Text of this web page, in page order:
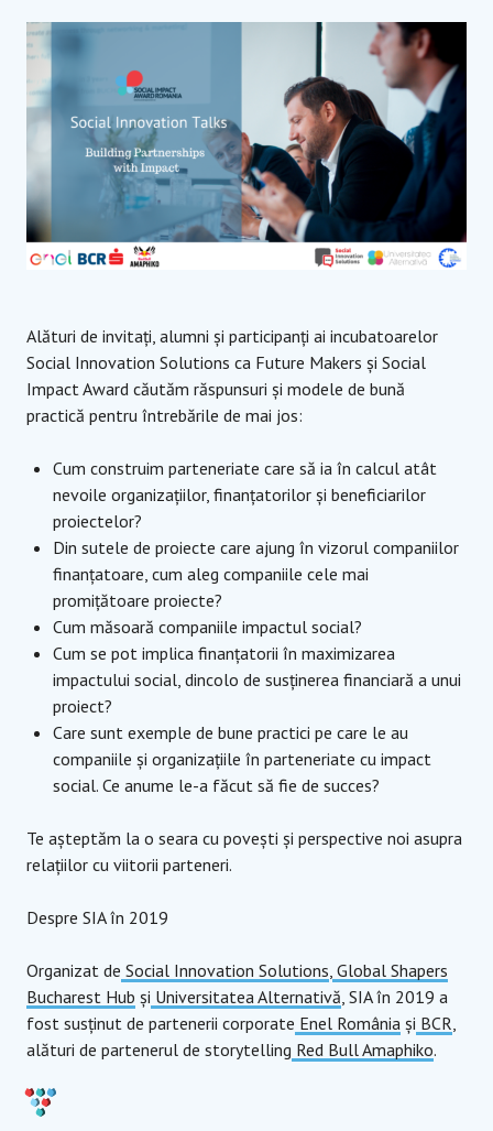
Alături de invitați, alumni și participanți ai incubatoarelor
Social Innovation Solutions ca Future Makers și Social
Impact Award căutăm răspunsuri și modele de bună
practică pentru întrebările de mai jos:
Cum construim parteneriate care să ia în calcul atât
nevoile organizațiilor, finanțatorilor și beneficiarilor
proiectelor?
Din sutele de proiecte care ajung în vizorul companiilor
finanțatoare, cum aleg companiile cele mai
promițătoare proiecte?
Cum măsoară companiile impactul social?
Cum se pot implica finanțatorii în maximizarea
impactului social, dincolo de susținerea financiară a unui
proiect?
Care sunt exemple de bune practici pe care le au
companiile și organizațiile în parteneriate cu impact
social. Ce anume le-a făcut să fie de succes?
Te așteptăm la o seara cu povești și perspective noi asupra
relațiilor cu viitorii parteneri.
Despre SIA în 2019
Organizat de Social Innovation Solutions Global Shapers
Bucharest Hub și Universitatea Alternativă , SIA în 2019 a
fost susținut de partenerii corporate Enel România și BCR
alături de partenerul de storytelling Red Bull Amaphiko.